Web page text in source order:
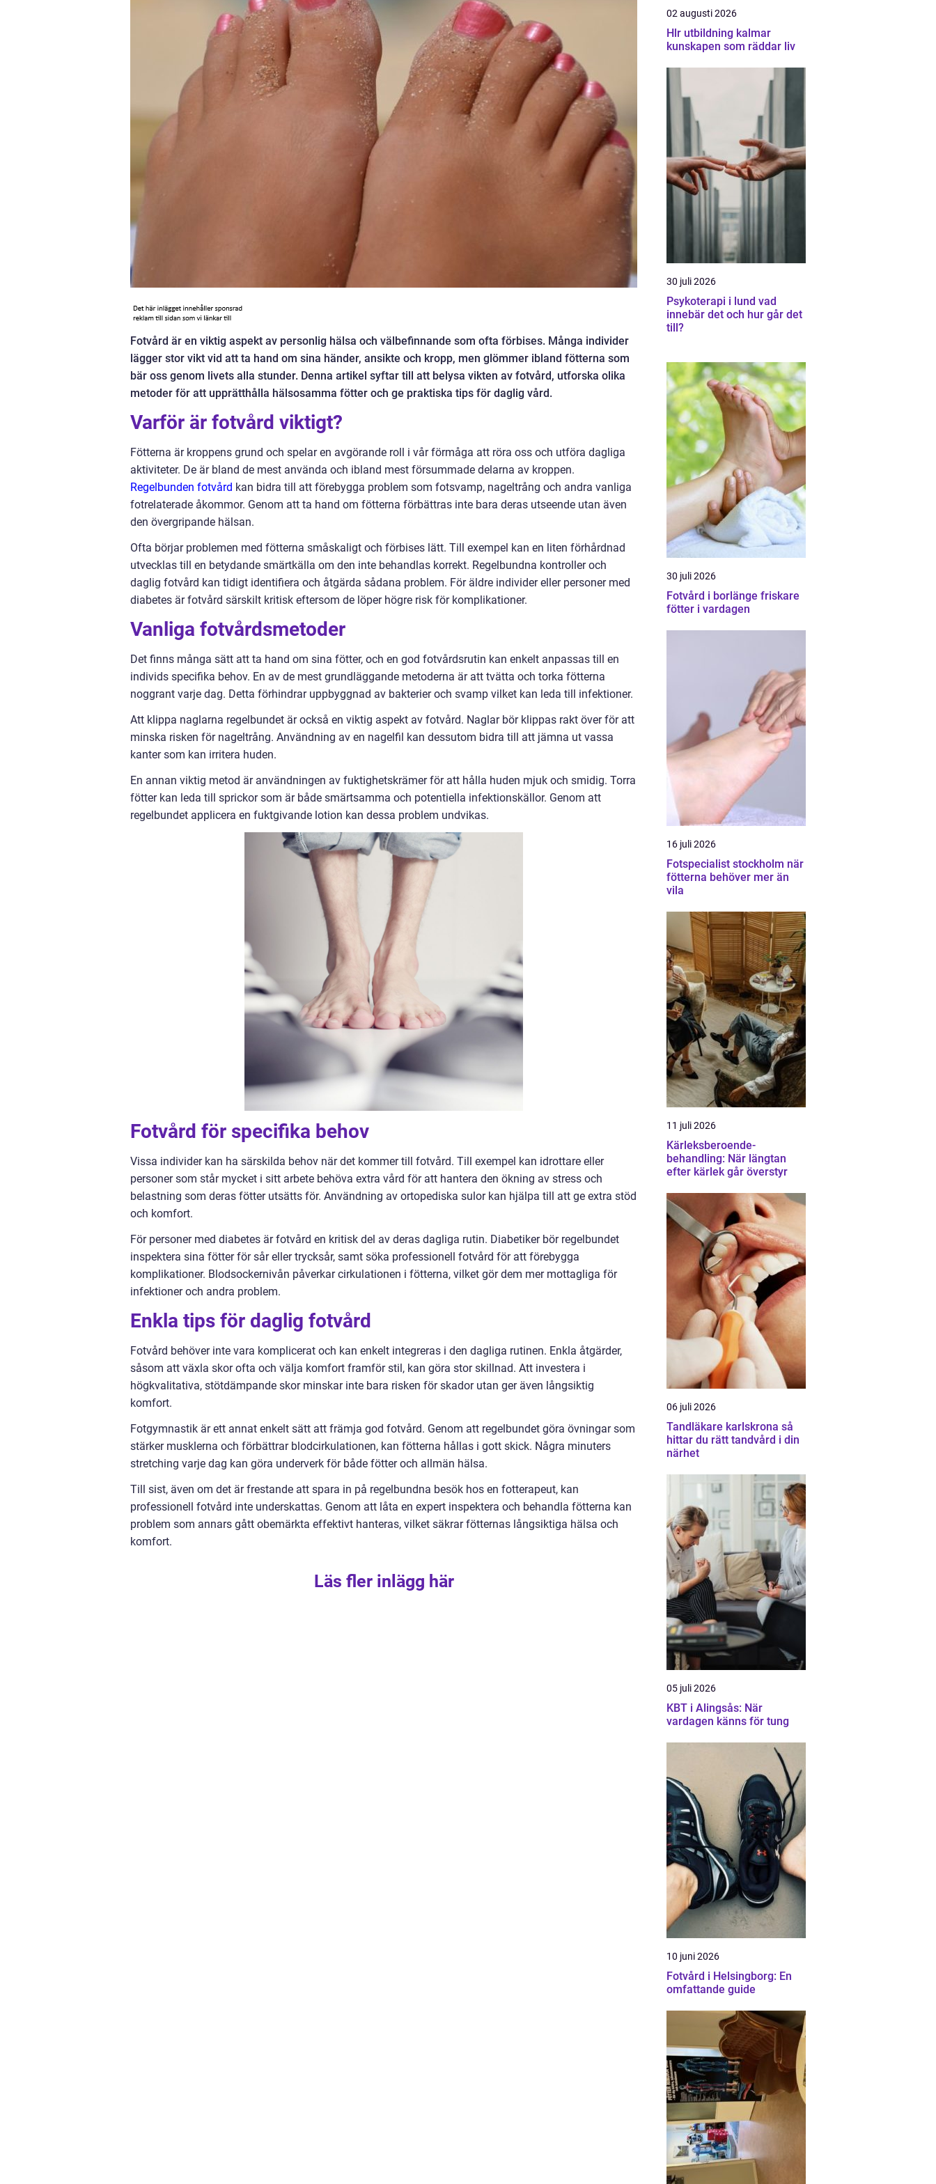
Fotvård är en viktig aspekt av personlig hälsa och välbefinnande som ofta förbises. Många individer
lägger stor vikt vid att ta hand om sina händer, ansikte och kropp, men glömmer ibland fötterna som
bär oss genom livets alla stunder. Denna artikel syftar till att belysa vikten av fotvård, utforska olika
metoder för att upprätthålla hälsosamma fötter och ge praktiska tips för daglig vård.
Varför är fotvård viktigt?
Fötterna är kroppens grund och spelar en avgörande roll i vår förmåga att röra oss och utföra dagliga
aktiviteter. De är bland de mest använda och ibland mest försummade delarna av kroppen.
Regelbunden fotvård kan bidra till att förebygga problem som fotsvamp, nageltrång och andra vanliga
fotrelaterade åkommor. Genom att ta hand om fötterna förbättras inte bara deras utseende utan även
den övergripande hälsan.
Ofta börjar problemen med fötterna småskaligt och förbises lätt. Till exempel kan en liten förhårdnad
utvecklas till en betydande smärtkälla om den inte behandlas korrekt. Regelbundna kontroller och
daglig fotvård kan tidigt identifiera och åtgärda sådana problem. För äldre individer eller personer med
diabetes är fotvård särskilt kritisk eftersom de löper högre risk för komplikationer.
Vanliga fotvårdsmetoder
Det finns många sätt att ta hand om sina fötter, och en god fotvårdsrutin kan enkelt anpassas till en
individs specifika behov. En av de mest grundläggande metoderna är att tvätta och torka fötterna
noggrant varje dag. Detta förhindrar uppbyggnad av bakterier och svamp vilket kan leda till infektioner.
Att klippa naglarna regelbundet är också en viktig aspekt av fotvård. Naglar bör klippas rakt över för att
minska risken för nageltrång. Användning av en nagelfil kan dessutom bidra till att jämna ut vassa
kanter som kan irritera huden.
En annan viktig metod är användningen av fuktighetskrämer för att hålla huden mjuk och smidig. Torra
fötter kan leda till sprickor som är både smärtsamma och potentiella infektionskällor. Genom att
regelbundet applicera en fuktgivande lotion kan dessa problem undvikas.
Fotvård för specifika behov
Vissa individer kan ha särskilda behov när det kommer till fotvård. Till exempel kan idrottare eller
personer som står mycket i sitt arbete behöva extra vård för att hantera den ökning av stress och
belastning som deras fötter utsätts för. Användning av ortopediska sulor kan hjälpa till att ge extra stöd
och komfort.
För personer med diabetes är fotvård en kritisk del av deras dagliga rutin. Diabetiker bör regelbundet
inspektera sina fötter för sår eller trycksår, samt söka professionell fotvård för att förebygga
komplikationer. Blodsockernivån påverkar cirkulationen i fötterna, vilket gör dem mer mottagliga för
infektioner och andra problem.
Enkla tips för daglig fotvård
Fotvård behöver inte vara komplicerat och kan enkelt integreras i den dagliga rutinen. Enkla åtgärder,
såsom att växla skor ofta och välja komfort framför stil, kan göra stor skillnad. Att investera i
högkvalitativa, stötdämpande skor minskar inte bara risken för skador utan ger även långsiktig
komfort.
Fotgymnastik är ett annat enkelt sätt att främja god fotvård. Genom att regelbundet göra övningar som
stärker musklerna och förbättrar blodcirkulationen, kan fötterna hållas i gott skick. Några minuters
stretching varje dag kan göra underverk för både fötter och allmän hälsa.
Till sist, även om det är frestande att spara in på regelbundna besök hos en fotterapeut, kan
professionell fotvård inte underskattas. Genom att låta en expert inspektera och behandla fötterna kan
problem som annars gått obemärkta effektivt hanteras, vilket säkrar fötternas långsiktiga hälsa och
komfort.
Läs fler inlägg här
02 augusti 2026
Hlr utbildning kalmar
kunskapen som räddar liv
30 juli 2026
Psykoterapi i lund vad
innebär det och hur går det
till?
30 juli 2026
Fotvård i borlänge friskare
fötter i vardagen
16 juli 2026
Fotspecialist stockholm när
fötterna behöver mer än
vila
11 juli 2026
Kärleksberoende-
behandling: När längtan
efter kärlek går överstyr
06 juli 2026
Tandläkare karlskrona så
hittar du rätt tandvård i din
närhet
05 juli 2026
KBT i Alingsås: När
vardagen känns för tung
10 juni 2026
Fotvård i Helsingborg: En
omfattande guide